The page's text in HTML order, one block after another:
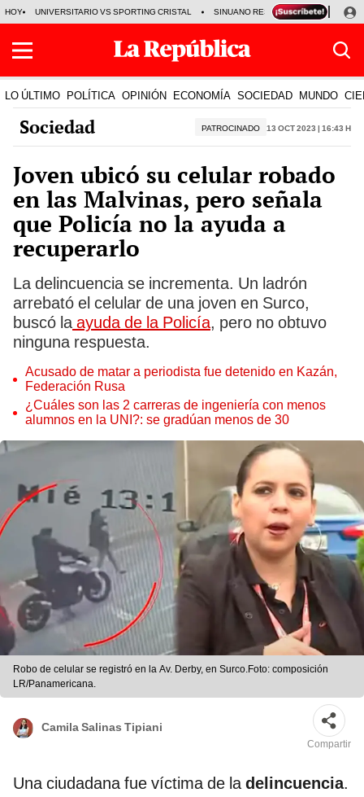
HOY UNIVERSITARIO VS SPORTING CRISTAL SINUANO RESULTADOS HOY
LO ÚLTIMO POLÍTICA OPINIÓN ECONOMÍA SOCIEDAD MUNDO
Sociedad PATROCINADO 13 Oct 2023 | 16:43 h
Joven ubicó su celular robado
en las Malvinas, pero señala
que Policía no la ayuda a
recuperarlo
La delincuencia se incrementa. Un ladrón
arrebató el celular de una joven en Surco,
buscó la ayuda de la Policía, pero no obtuvo
ninguna respuesta.
Acusado de matar a periodista fue detenido en Kazán,
Federación Rusa
¿Cuáles son las 2 carreras de ingeniería con menos
alumnos en la UNI?: se gradúan menos de 30
Robo de celular se registró en la Av. Derby, en Surco.Foto: composición
LR/Panamericana.
Camila Salinas Tipiani
Compartir
Una ciudadana fue víctima de ladelincuencia.